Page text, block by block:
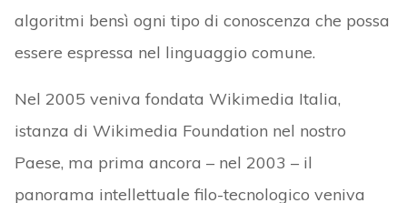
algoritmi bensì ogni tipo di conoscenza che possa
essere espressa nel linguaggio comune.
Nel 2005 veniva fondata Wikimedia Italia,
istanza di Wikimedia Foundation nel nostro
Paese, ma prima ancora – nel 2003 – il
panorama intellettuale filo-tecnologico veniva